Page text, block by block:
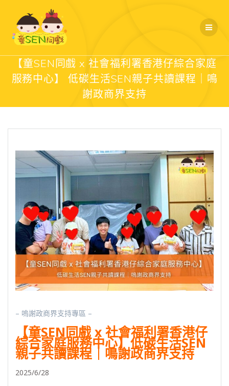
【童SEN同戲 x 社會福利署香港仔綜合家庭
服務中心】 低碳生活SEN親子共讀課程｜鳴
謝政商界支持
– 嗚謝政商界支持專區 –
【童SEN同戲 x 社會福利署香港仔
綜合家庭服務中心】低碳生活SEN
親子共讀課程｜鳴謝政商界支持
2025/6/28